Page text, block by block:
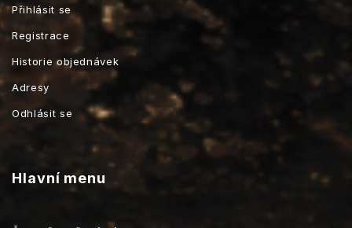
Přihlásit se
Registrace
Historie objednávek
Adresy
Odhlásit se
Hlavní menu